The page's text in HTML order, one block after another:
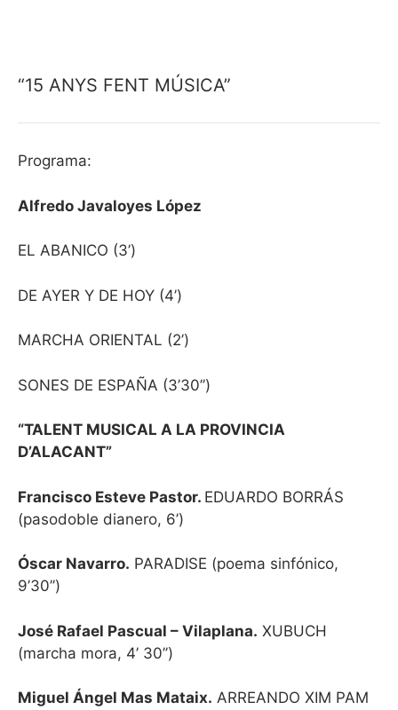
“15 ANYS FENT MÚSICA”
Programa:
Alfredo Javaloyes López
EL ABANICO (3’)
DE AYER Y DE HOY (4’)
MARCHA ORIENTAL (2’)
SONES DE ESPAÑA (3’30’’)
“TALENT MUSICAL A LA PROVINCIA
D’ALACANT”
Francisco Esteve Pastor. EDUARDO BORRÁS
(pasodoble dianero, 6’)
Óscar Navarro. PARADISE (poema sinfónico,
9’30’’)
José Rafael Pascual – Vilaplana. XUBUCH
(marcha mora, 4’ 30’’)
Miguel Ángel Mas Mataix. ARREANDO XIM PAM